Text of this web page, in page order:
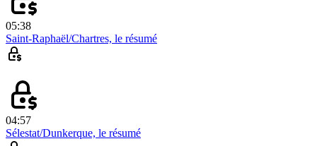
05:38
Saint-Raphaël/Chartres, le résumé
04:57
Sélestat/Dunkerque, le résumé